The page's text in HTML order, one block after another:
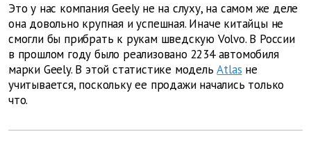
Это у нас компания Geely не на слуху, на самом же деле
она довольно крупная и успешная. Иначе китайцы не
смогли бы прибрать к рукам шведскую Volvo. В России
в прошлом году было реализовано 2234 автомобиля
марки Geely. В этой статистике модель Atlas не
учитывается, поскольку ее продажи начались только
что.